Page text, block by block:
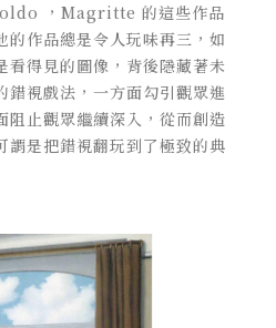
，Magritte 的這些作品
的作品總是令人玩味再三，如
看得見的圖像，背後隱藏著未
錯視戲法，一方面勾引觀眾進
阻止觀眾繼續深入，從而創造
謂是把錯視翻玩到了極致的典